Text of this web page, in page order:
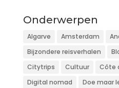
Onderwerpen
Algarve Amsterdam
Bijzondere reisverhalen
Citytrips
Cultuur Côte
Digital nomad
Doe maar